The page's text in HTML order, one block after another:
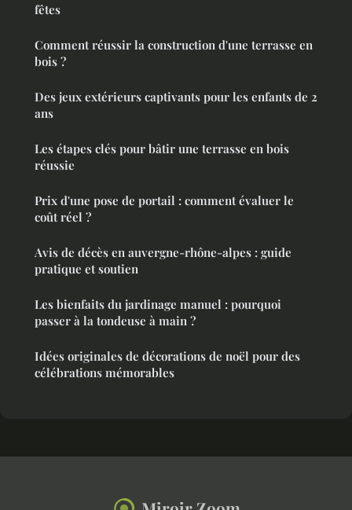
fêtes
Comment réussir la construction d'une terrasse en
bois ?
Des jeux extérieurs captivants pour les enfants de 2
ans
Les étapes clés pour bâtir une terrasse en bois
réussie
Prix d'une pose de portail : comment évaluer le
coût réel ?
Avis de décès en auvergne-rhône-alpes : guide
pratique et soutien
Les bienfaits du jardinage manuel : pourquoi
passer à la tondeuse à main ?
Idées originales de décorations de noël pour des
célébrations mémorables